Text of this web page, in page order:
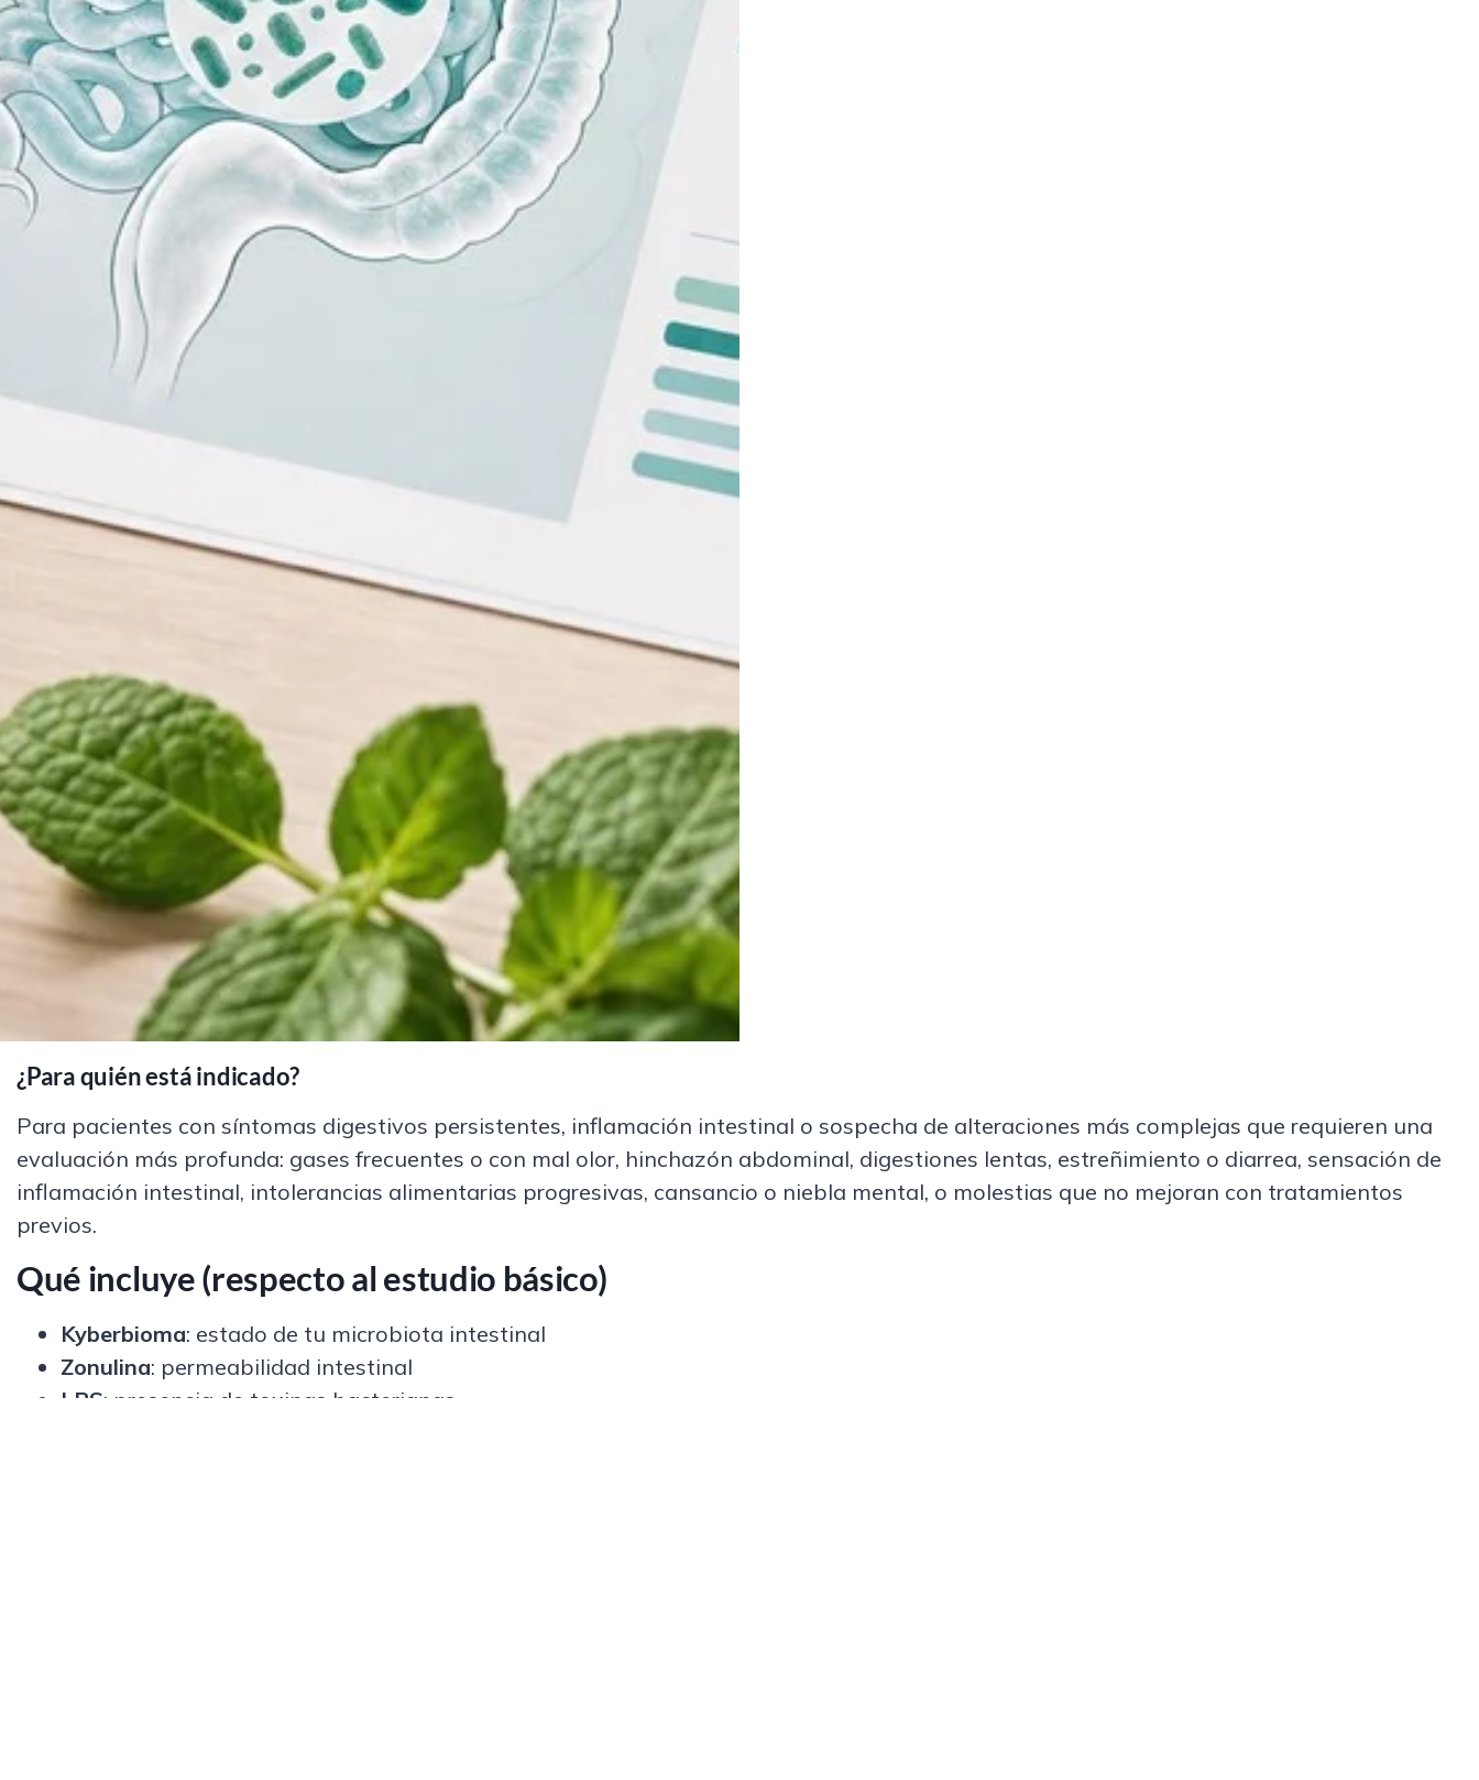
¿Para quién está indicado?
Para pacientes con síntomas digestivos persistentes, inflamación intestinal o sospecha de alteraciones más complejas que requieren una
evaluación más profunda: gases frecuentes o con mal olor, hinchazón abdominal, digestiones lentas, estreñimiento o diarrea, sensación de
inflamación intestinal, intolerancias alimentarias progresivas, cansancio o niebla mental, o molestias que no mejoran con tratamientos
previos.
Qué incluye (respecto al estudio básico)
Kyberbioma: estado de tu microbiota intestinal
Zonulina: permeabilidad intestinal
LPS: presencia de toxinas bacterianas